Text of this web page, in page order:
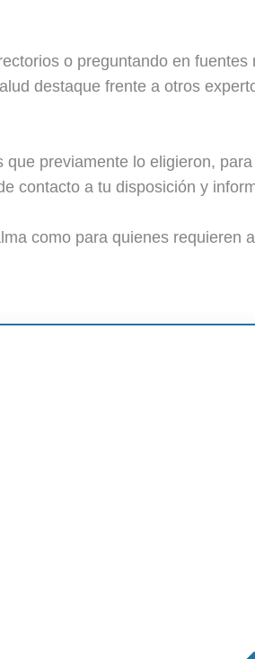
o preguntando en fuentes
destaque frente a otros
previamente lo eligieron,
contacto a tu disposición y
como para quienes requieren